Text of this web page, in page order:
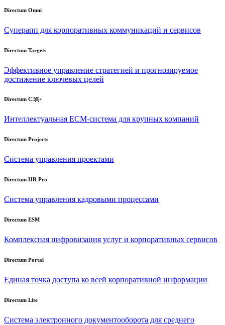
Directum Omni
Суперапп для корпоративных коммуникаций и сервисов
Directum Targets
Эффективное управление стратегией и прогнозируемое
достижение ключевых целей
Directum СЭД+
Интеллектуальная ECM-система для крупных компаний
Directum Projects
Система управления проектами
Directum HR Pro
Система управления кадровыми процессами
Directum ESM
Комплексная цифровизация услуг и корпоративных сервисов
Directum Portal
Единая точка доступа ко всей корпоративной информации
Directum Lite
Система электронного документооборота для среднего